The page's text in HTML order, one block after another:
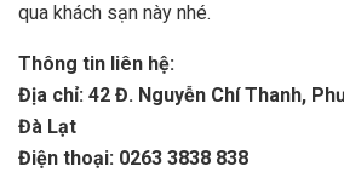
qua khách sạn này nhé.
Thông tin liên hệ:
Địa chỉ: 42 Đ. Nguyễn Chí Thanh,
Đà Lạt
Điện thoại: 0263 3838 838